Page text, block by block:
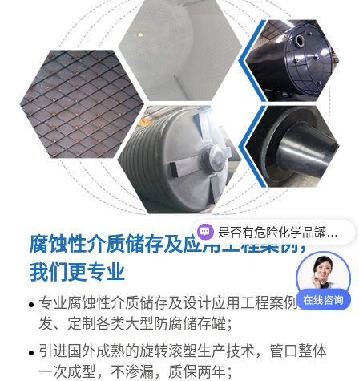
腐蚀性介质储存及应用工程案例，
我们更专业
专业腐蚀性介质储存及设计应用工程案例，研
发、定制各类大型防腐储存罐；
引进国外成熟的旋转滚塑生产技术，管口整体
一次成型，不渗漏，质保两年；
你们产品都有什么材质？